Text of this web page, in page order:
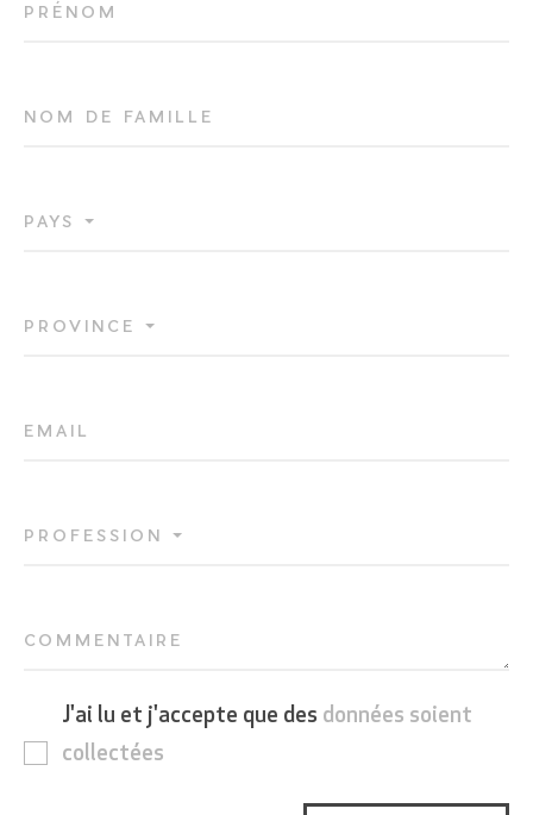
PRÉNOM
NOM DE FAMILLE
PAYS
PROVINCE
EMAIL
PROFESSION
COMMENTAIRE
J'ai lu et j'accepte que des données soient
collectées
VEUILLEZ VÉRIFIER QUE VOUS N'ÊTES PAS